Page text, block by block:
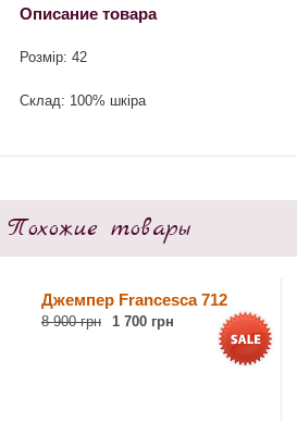
Описание товара
Розмір: 42
Склад: 100% шкіра
Похожие товары
Джемпер Francesca 712
8 900 грн 1 700 грн